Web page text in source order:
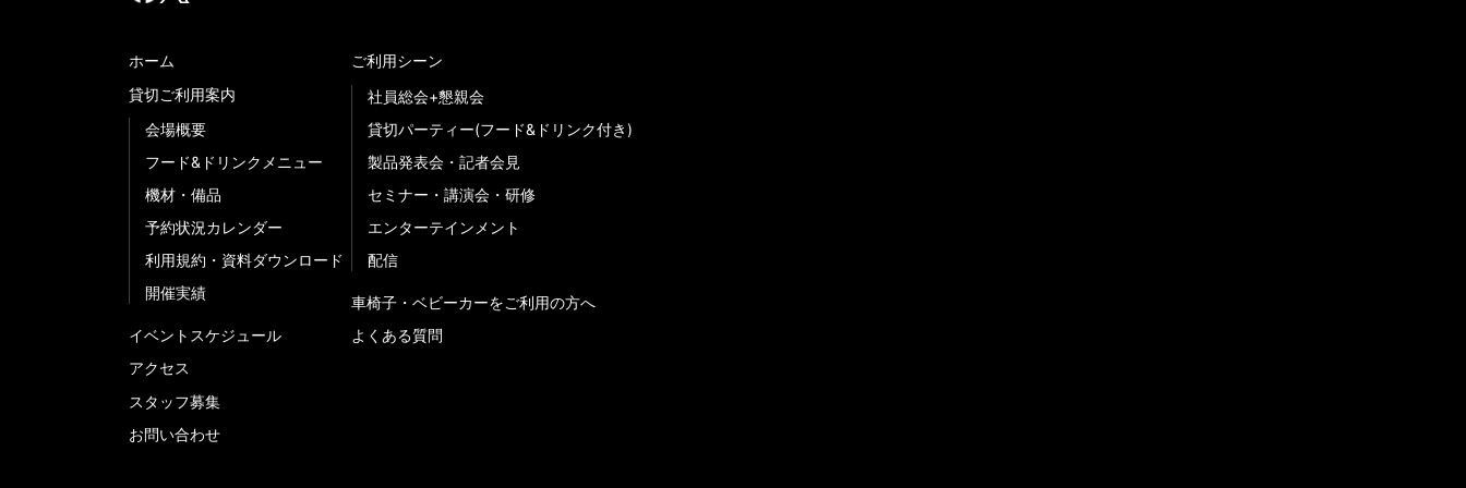
ホーム
貸切ご利用案内
会場概要
フード&ドリンクメニュー
機材・備品
予約状況カレンダー
利用規約・資料ダウンロード
開催実績
イベントスケジュール
アクセス
スタッフ募集
お問い合わせ
ご利用シーン
社員総会+懇親会
貸切パーティー(フード&ドリンク付き)
製品発表会・記者会見
セミナー・講演会・研修
エンターテインメント
配信
車椅子・ベビーカーをご利用の方へ
よくある質問